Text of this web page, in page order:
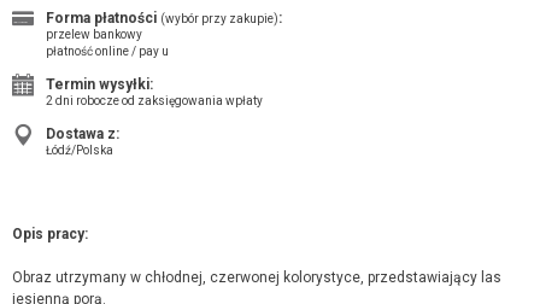
Forma płatności (wybór przy zakupie):
przelew bankowy
płatność online / pay u
Termin wysyłki:
2 dni robocze od zaksięgowania wpłaty
Dostawa z:
Łódź/Polska
Opis pracy:
Obraz utrzymany w chłodnej, czerwonej kolorystyce, przedstawiający las
jesienną porą.